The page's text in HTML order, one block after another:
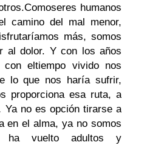
Comoseres humanos
camino del mal menor,
más, somos
al dolor. Y con los años
con eltiempo vivido nos
lo que nos haría sufrir,
proporciona esa ruta, a
Ya no es opción tirarse a
en el alma, ya no somos
ha vuelto adultos y